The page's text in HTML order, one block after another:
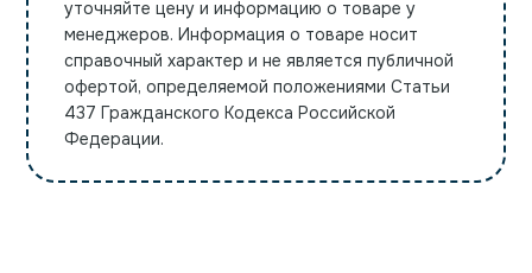
уточняйте цену и информацию о товаре у
менеджеров. Информация о товаре носит
справочный характер и не является публичной
офертой, определяемой положениями Статьи
437 Гражданского Кодекса Российской
Федерации.